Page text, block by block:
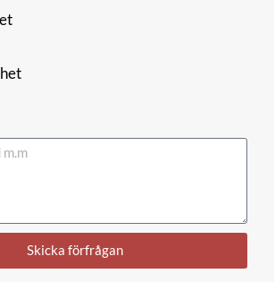
Skicka förfrågan